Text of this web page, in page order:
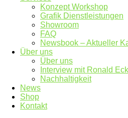
Konzept Workshop
Grafik Dienstleistungen
Showroom
FAQ
Newsbook – Aktueller
Über uns
Über uns
Interview mit Ronald
Nachhaltigkeit
News
Shop
Kontakt